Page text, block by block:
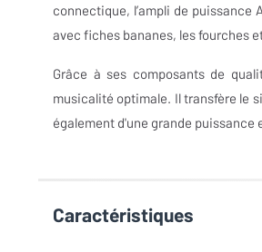
connectique, l’ampli de puissance
avec fiches bananes, les fourches
Grâce à ses composants de
musicalité optimale. Il transfère le
également d'une grande
Caractéristiques